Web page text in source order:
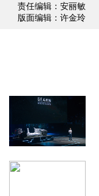
责任编辑：安丽敏
版面编辑：许金玲